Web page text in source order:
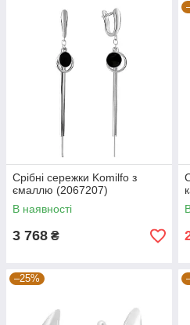
Срібні сережки Komilfo з
ємаллю (2067207)
В наявності
3 768 ₴
–25%